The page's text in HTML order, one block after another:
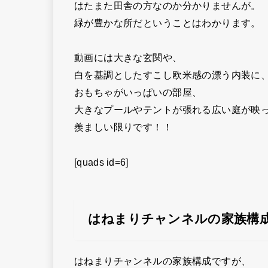
はたまた田舎の方なのか分かりませんが。
緑が豊かな所だということはわかります。
動画には大きな玄関や、
白を基調としたすこし欧米感の漂う内装に、
おもちゃがいっぱいの部屋、
大きなプールやテントが張れる広い庭が映
羨ましい限りです！！
[quads id=6]
はねまりチャンネルの家族構
はねまりチャンネルの家族構成ですが、